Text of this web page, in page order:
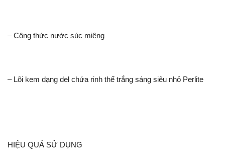
– Công thức nước súc miệng
– Lõi kem dạng del chứa rinh thể trắng sáng siêu nhỏ Perlite
HIỆU QUẢ SỬ DỤNG